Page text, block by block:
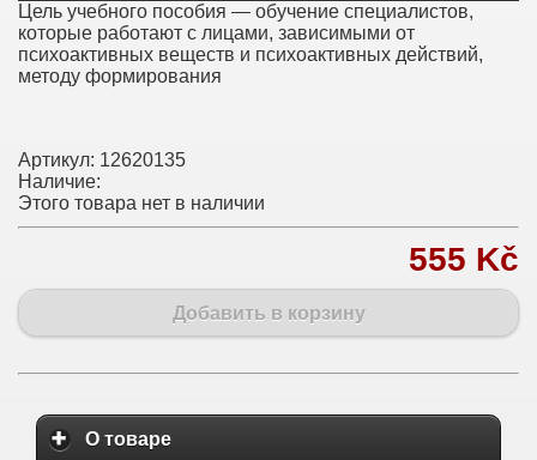
Цель учебного пособия — обучение специалистов,
которые работают с лицами, зависимыми от
психоактивных веществ и психоактивных действий,
методу формирования
Артикул: 12620135
Наличие:
Этого товара нет в наличии
555 Kč
Добавить в корзину
О товаре